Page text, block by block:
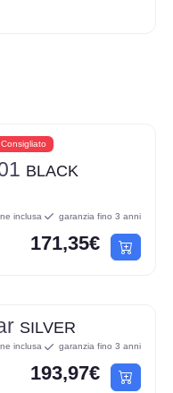
Consigliato
BLACK
inclusa garanzia fino 3 anni
171,35€
SILVER
inclusa garanzia fino 3 anni
193,97€